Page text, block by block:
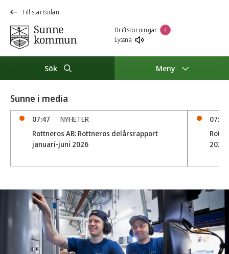
Till startsidan
Driftstörningar 4
Lyssna
Sök Meny
Sunne i media
07:47
NYHETER
Rottneros AB: Rottneros delårsrapport
januari-juni 2026
07:32
2026